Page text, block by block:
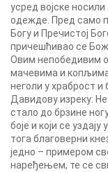
усред војске
одежде. Пред само
Богу и Пречистој
причешћивао се
Овим непобедивим
мачевима и
неголи у храброст и
Давидову изреку:
стало до брзине
боје и који се
тога благоверни
једно – примером
наређењем, те се